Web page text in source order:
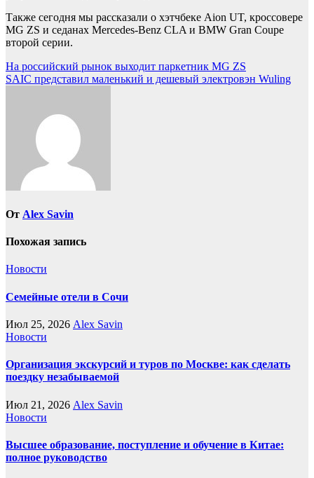
Также сегодня мы рассказали о хэтчбеке Aion UT, кроссовере
MG ZS и седанах Mercedes-Benz CLA и BMW Gran Coupe
второй серии.
Навигация
по
На российский рынок выходит паркетник MG ZS
SAIC представил маленький и дешевый электровэн Wuling
От Alex Savin
Похожая запись
Новости
Семейные отели в Сочи
Июл 25, 2026 Alex Savin
Новости
Организация экскурсий и туров по Москве: как сделать
поездку незабываемой
Июл 21, 2026 Alex Savin
Новости
Высшее образование, поступление и обучение в Китае:
полное руководство